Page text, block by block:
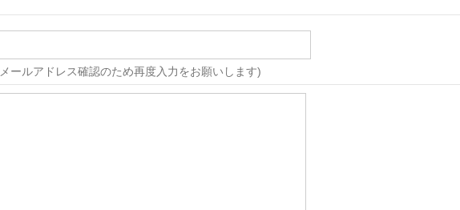
ールアドレス確認のため再度入力をお願いします)